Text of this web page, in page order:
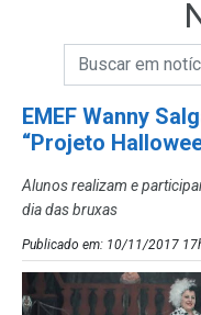
Campo de
Campo de
EMEF Wanny
“Projeto
Alunos realizam e
dia das bruxas
Publicado em: 10/11/2017